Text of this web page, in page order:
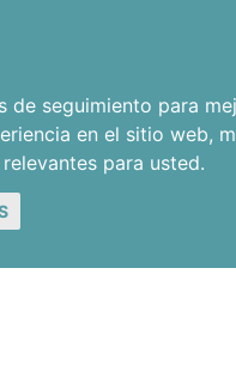
seguimiento para
en el sitio web,
para usted.